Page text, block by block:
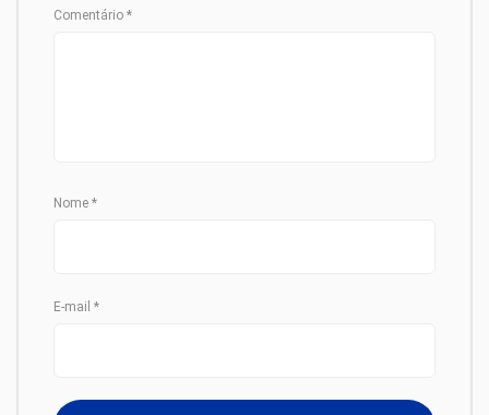
Comentário *
Nome *
E-mail *